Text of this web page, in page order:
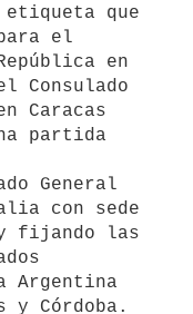
que
el
en
Consulado
Caracas
partida
General
con sede
fijando las
Argentina
y Córdoba.